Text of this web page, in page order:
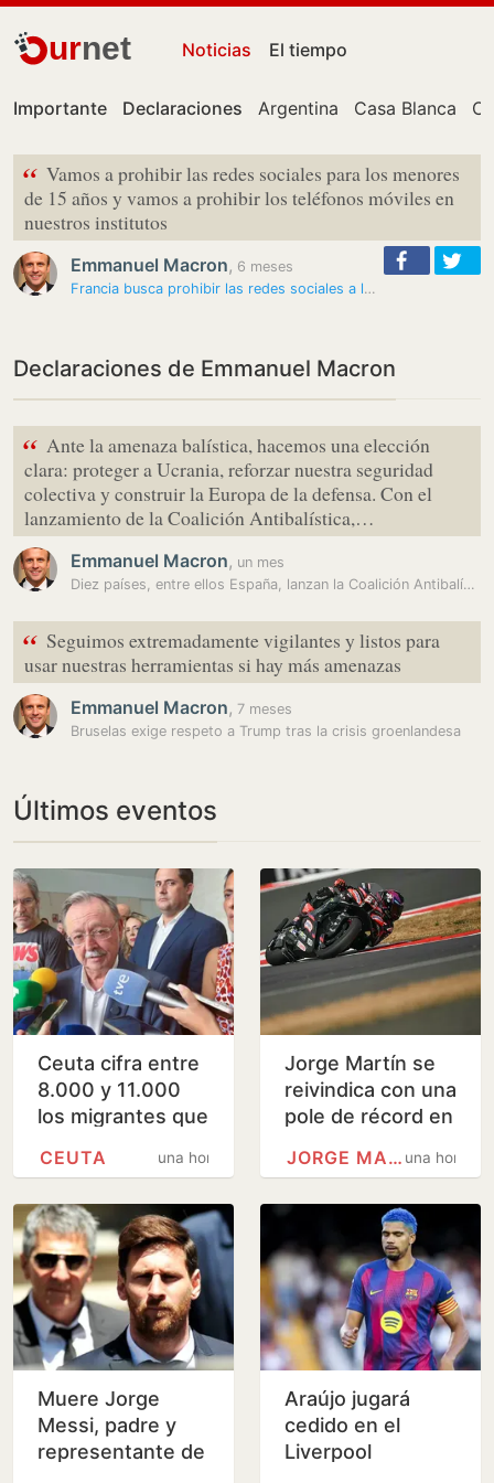
urnet Noticias El tiempo
Importante Declaraciones Argentina Casa Blanca
“ Vamos a prohibir las redes sociales para los menores
de 15 años y vamos a prohibir los teléfonos móviles en
nuestros institutos
Emmanuel Macron, 6 meses
Francia busca prohibir las redes sociales a los menores de 15 años
Declaraciones de Emmanuel Macron
“ Ante la amenaza balística, hacemos una elección
clara: proteger a Ucrania, reforzar nuestra seguridad
colectiva y construir la Europa de la defensa. Con el
lanzamiento de la Coalición Antibalística,…
Emmanuel Macron, un mes
Diez países, entre ellos España, lanzan la Coalición Antibalística…
“ Seguimos extremadamente vigilantes y listos para
usar nuestras herramientas si hay más amenazas
Emmanuel Macron, 7 meses
Bruselas exige respeto a Trump tras la crisis groenlandesa
Últimos eventos
Ceuta cifra entre
8.000 y 11.000
los migrantes que
en la ciudad
una hora
CEUTA
Jorge Martín se
reivindica con una
pole de récord en
una hora
JORGE MARTÍN
Muere Jorge
Messi, padre y
representante de
Araújo jugará
cedido en el
Liverpool